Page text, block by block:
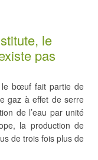
le
pas
le bœuf fait partie de
gaz à effet de serre
de l’eau par unité
la production de
de trois fois plus de